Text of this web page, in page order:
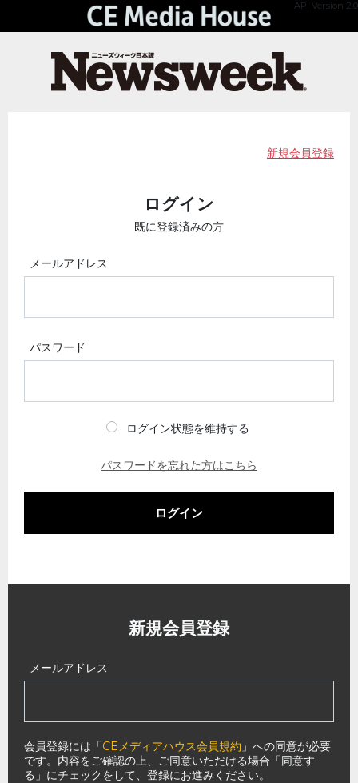
API Version 2.0
新規会員登録
ログイン
既に登録済みの方
メールアドレス
パスワード
ログイン状態を維持する
パスワードを忘れた方はこちら
ログイン
新規会員登録
メールアドレス
会員登録には「CEメディアハウス会員規約 」への同意が必要
です。内容をご確認の上、ご同意いただける場合「同意す
る」にチェックをして、登録にお進みください。